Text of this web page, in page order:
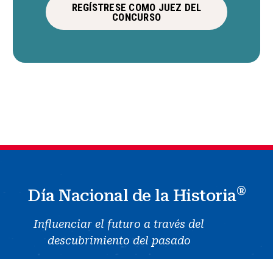
REGÍSTRESE COMO JUEZ DEL
CONCURSO
Día Nacional de la Historia®
Influenciar el futuro a través del
descubrimiento del pasado